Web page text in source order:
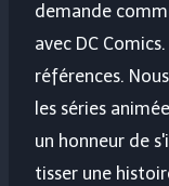
demande
avec DC
références.
les séries
un honneur de
tisser une